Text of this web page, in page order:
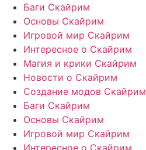
Баги Скайрим
Основы Скайрим
Игровой мир Скайрим
Интересное о Скайрим
Магия и крики Скайрим
Новости о Скайрим
Создание модов Скайрим
Баги Скайрим
Основы Скайрим
Игровой мир Скайрим
Интересное о Скайрим